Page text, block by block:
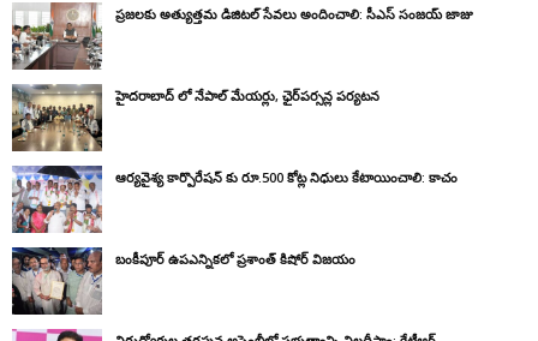
ప్రజలకు అత్యుత్తమ డిజిటల్ సేవలు అందించాలి: సీఎస్ సంజయ్ జాజు
హైదరాబాద్ లో నేపాల్ మేయర్లు, ఛైర్‌పర్సన్ల పర్యటన
ఆర్యవైశ్య కార్పొరేషన్ కు రూ.500 కోట్ల నిధులు కేటాయించాలి: కాచం
బంకీపూర్ ఉపఎన్నికలో ప్రశాంత్ కిషోర్ విజయం